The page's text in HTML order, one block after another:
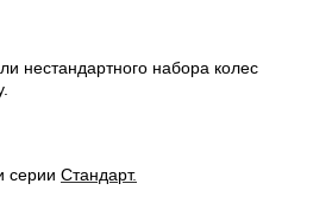
нестандартного набора колес
серии Стандарт.